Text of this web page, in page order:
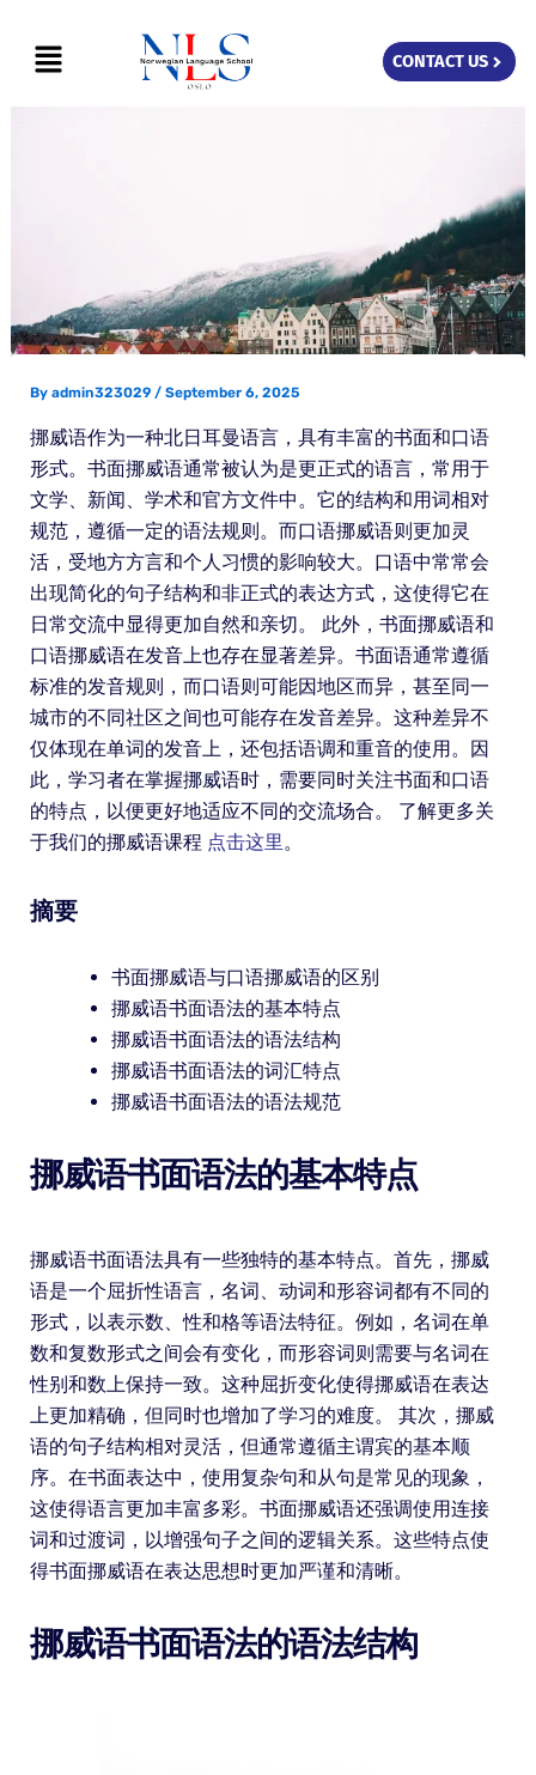
content
Menu CONTACT US
By admin323029 / September 6, 2025
挪威语作为一种北日耳曼语言，具有丰富的书面和口语
形式。书面挪威语通常被认为是更正式的语言，常用于
文学、新闻、学术和官方文件中。它的结构和用词相对
规范，遵循一定的语法规则。而口语挪威语则更加灵
活，受地方方言和个人习惯的影响较大。口语中常常会
出现简化的句子结构和非正式的表达方式，这使得它在
日常交流中显得更加自然和亲切。 此外，书面挪威语和
口语挪威语在发音上也存在显著差异。书面语通常遵循
标准的发音规则，而口语则可能因地区而异，甚至同一
城市的不同社区之间也可能存在发音差异。这种差异不
仅体现在单词的发音上，还包括语调和重音的使用。因
此，学习者在掌握挪威语时，需要同时关注书面和口语
的特点，以便更好地适应不同的交流场合。 了解更多关
于我们的挪威语课程 点击这里。
摘要
书面挪威语与口语挪威语的区别
挪威语书面语法的基本特点
挪威语书面语法的语法结构
挪威语书面语法的词汇特点
挪威语书面语法的语法规范
挪威语书面语法的基本特点
挪威语书面语法具有一些独特的基本特点。首先，挪威
语是一个屈折性语言，名词、动词和形容词都有不同的
形式，以表示数、性和格等语法特征。例如，名词在单
数和复数形式之间会有变化，而形容词则需要与名词在
性别和数上保持一致。这种屈折变化使得挪威语在表达
上更加精确，但同时也增加了学习的难度。 其次，挪威
语的句子结构相对灵活，但通常遵循主谓宾的基本顺
序。在书面表达中，使用复杂句和从句是常见的现象，
这使得语言更加丰富多彩。书面挪威语还强调使用连接
词和过渡词，以增强句子之间的逻辑关系。这些特点使
得书面挪威语在表达思想时更加严谨和清晰。
挪威语书面语法的语法结构